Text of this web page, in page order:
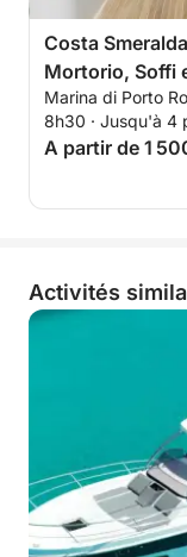
Costa
Mortorio, Soffi
Marina di Porto
8h30 · Jusqu'à 4
A partir de 1
Activités